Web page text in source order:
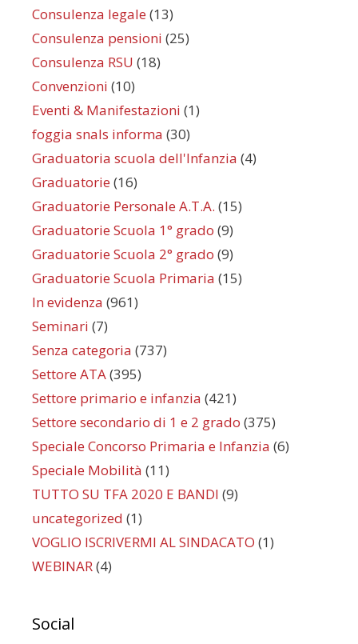
Consulenza legale (13)
Consulenza pensioni (25)
Consulenza RSU (18)
Convenzioni (10)
Eventi & Manifestazioni (1)
foggia snals informa (30)
Graduatoria scuola dell'Infanzia (4)
Graduatorie (16)
Graduatorie Personale A.T.A. (15)
Graduatorie Scuola 1° grado (9)
Graduatorie Scuola 2° grado (9)
Graduatorie Scuola Primaria (15)
In evidenza (961)
Seminari (7)
Senza categoria (737)
Settore ATA(395)
Settore primario e infanzia (421)
Settore secondario di 1 e 2 grado (375)
Speciale Concorso Primaria e Infanzia (6)
Speciale Mobilità (11)
TUTTO SU TFA 2020 E BANDI (9)
uncategorized (1)
VOGLIO ISCRIVERMI AL SINDACATO (1)
WEBINAR(4)
Social